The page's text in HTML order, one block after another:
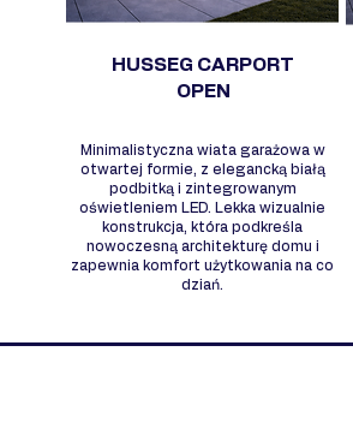
HUSSEG CARPORT
OPEN
Minimalistyczna wiata garażowa w
otwartej formie, z elegancką białą
podbitką i zintegrowanym
oświetleniem LED. Lekka wizualnie
konstrukcja, która podkreśla
nowoczesną architekturę domu i
zapewnia komfort użytkowania na co
dziań.